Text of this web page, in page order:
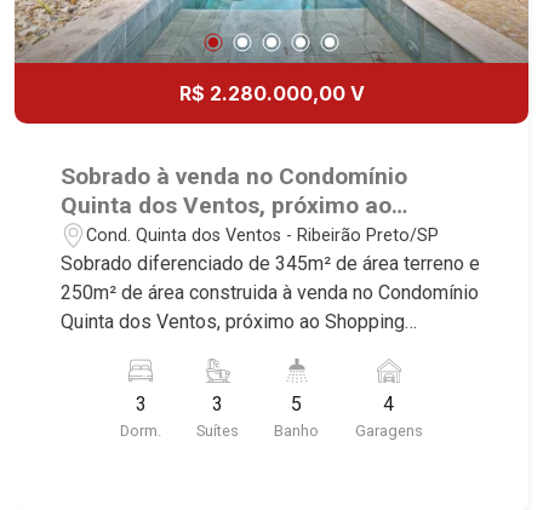
R$ 2.280.000,00 V
Sobrado à venda no Condomínio
Quinta dos Ventos, próximo ao
Shopping Iguatemi - Ribeirão Preto/SP.
Cond. Quinta dos Ventos - Ribeirão Preto/SP
Sobrado diferenciado de 345m² de área terreno e
250m² de área construida à venda no Condomínio
Quinta dos Ventos, próximo ao Shopping
Preto/SP. Conheça as características deste
imóvel que a Martinelli Imobiliária selecionou
para você: - 345m² de área terreno e 250m² de
3
Dorm.
3
Suítes
5
Banho
4
Garagens